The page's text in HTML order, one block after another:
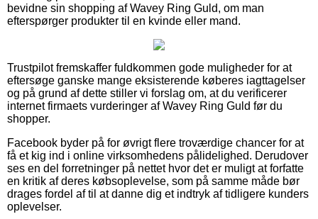
bevidne sin shopping af Wavey Ring Guld, om man
efterspørger produkter til en kvinde eller mand.
Trustpilot fremskaffer fuldkommen gode muligheder for at
eftersøge ganske mange eksisterende køberes iagttagelser
og på grund af dette stiller vi forslag om, at du verificerer
internet firmaets vurderinger af Wavey Ring Guld før du
shopper.
Facebook byder på for øvrigt flere troværdige chancer for at
få et kig ind i online virksomhedens pålidelighed. Derudover
ses en del forretninger på nettet hvor det er muligt at forfatte
en kritik af deres købsoplevelse, som på samme måde bør
drages fordel af til at danne dig et indtryk af tidligere kunders
oplevelser.